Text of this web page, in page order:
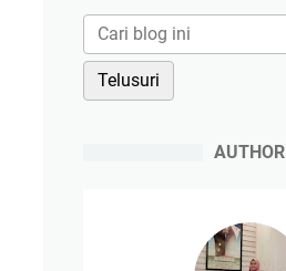
AUTHOR